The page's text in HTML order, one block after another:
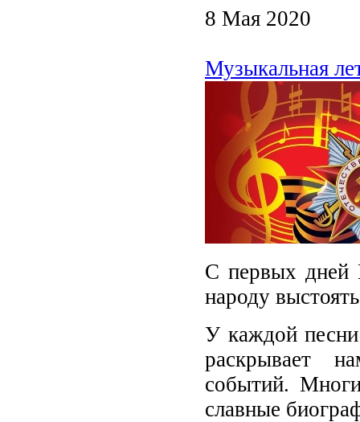
8 Мая 2020
Музыкальная
С первых дней
народу
У каждой песни
раскрывает
событий.
славные